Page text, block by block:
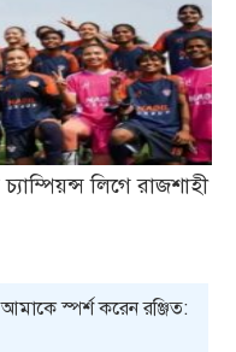
লিগে রাজশাহী
আমাকে স্পর্শ করেন রঞ্জিত: